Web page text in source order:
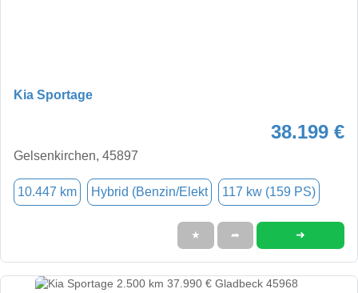
Kia Sportage
38.199 €
Gelsenkirchen, 45897
10.447 km Hybrid (Benzin/Elekt 117 kw (159 PS)
★ ➦ ➜